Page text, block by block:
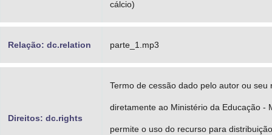
cálcio)
Relação: dc.relation parte_1.mp3
Direitos: dc.rights
Termo de cessão dado pelo autor ou seu
diretamente ao Ministério da Educação -
permite o uso do recurso para